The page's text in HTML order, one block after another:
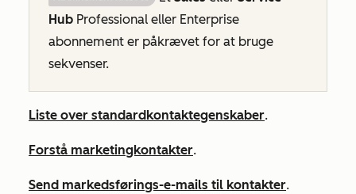
Hub Professional eller Enterprise
abonnement er påkrævet for at bruge
sekvenser.
Liste over standardkontaktegenskaber.
Forstå marketingkontakter.
Send markedsførings-e-mails til kontakter.